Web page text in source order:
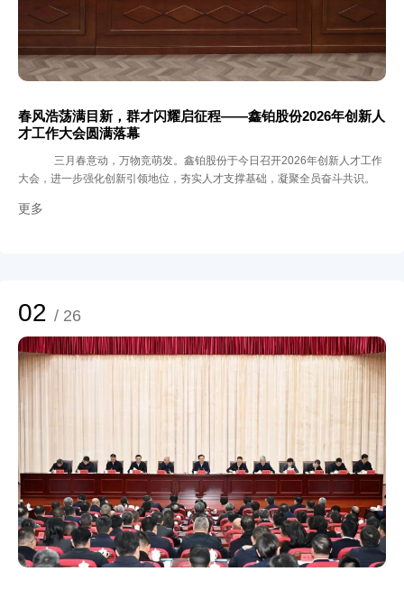
春风浩荡满目新，群才闪耀启征程——鑫铂股份2026年创新人
才工作大会圆满落幕
三月春意动，万物竞萌发。鑫铂股份于今日召开2026年创新人才工作
大会，进一步强化创新引领地位，夯实人才支撑基础，凝聚全员奋斗共识。
更多
02 / 26